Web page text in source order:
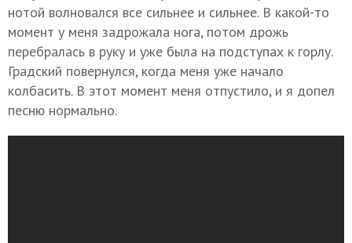
нотой волновался все сильнее и сильнее. В какой-то
момент у меня задрожала нога, потом дрожь
перебралась в руку и уже была на подступах к горлу.
Градский повернулся, когда меня уже начало
колбасить. В этот момент меня отпустило, и я допел
песню нормально.